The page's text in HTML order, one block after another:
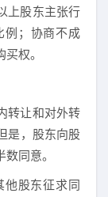
上股东主张行
例；协商不成
权。
转让和对外转
是，股东向股
同意。
他股东征求同